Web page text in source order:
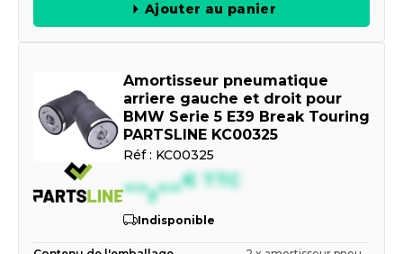
Ajouter au panier
Amortisseur pneumatique
arriere gauche et droit pour
BMW Serie 5 E39 Break Touring
PARTSLINE KC00325
Réf : KC00325
--,--€ TTC
Indisponible